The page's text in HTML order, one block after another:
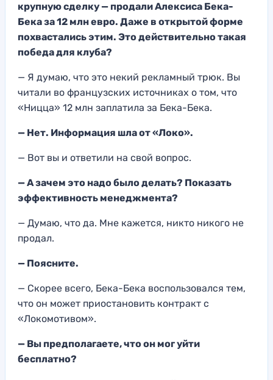
крупную сделку — продали Алексиса Бека-
Бека за 12 млн евро. Даже в открытой форме
похвастались этим. Это действительно такая
победа для клуба?
— Я думаю, что это некий рекламный трюк. Вы
читали во французских источниках о том, что
«Ницца» 12 млн заплатила за Бека-Бека.
— Нет. Информация шла от «Локо».
— Вот вы и ответили на свой вопрос.
— А зачем это надо было делать? Показать
эффективность менеджмента?
— Думаю, что да. Мне кажется, никто никого не
продал.
— Поясните.
— Скорее всего, Бека-Бека воспользовался тем,
что он может приостановить контракт с
«Локомотивом».
— Вы предполагаете, что он мог уйти
бесплатно?